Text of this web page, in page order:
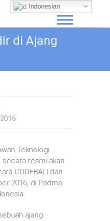
di Ajang
Teknologi
secara resmi akan
CODEBALI dari
2016, di Padma
ajang
Indonesian